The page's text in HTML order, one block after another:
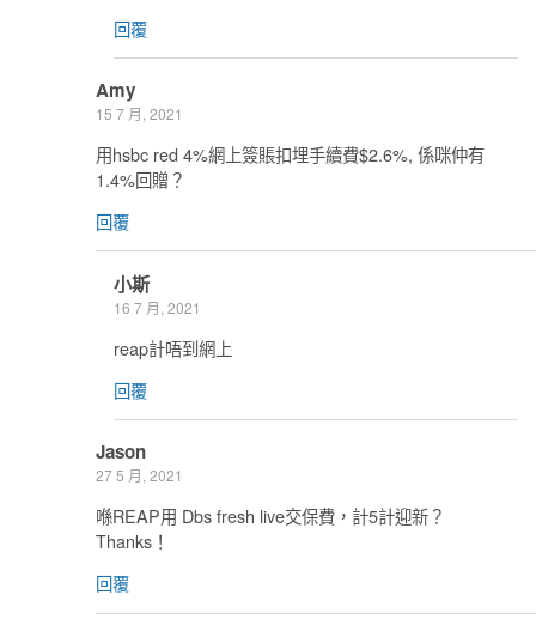
回覆
Amy
15 7 月, 2021
用hsbc red 4%網上簽賬扣埋手續費$2.6%, 係咪仲有
1.4%回贈？
回覆
小斯
16 7 月, 2021
reap計唔到網上
回覆
Jason
27 5 月, 2021
喺REAP用 Dbs fresh live交保費，計5計迎新？
Thanks！
回覆